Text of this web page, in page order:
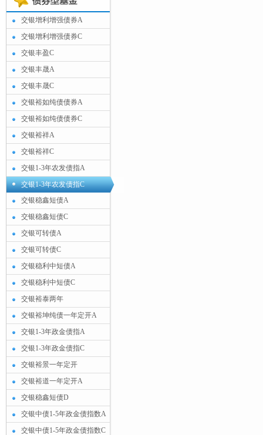
交银增利增强债券A
交银增利增强债券C
交银丰盈C
交银丰晟A
交银丰晟C
交银裕如纯债债券A
交银裕如纯债债券C
交银裕祥A
交银裕祥C
交银1-3年农发债指A
交银1-3年农发债指C
交银稳鑫短债A
交银稳鑫短债C
交银可转债A
交银可转债C
交银稳利中短债A
交银稳利中短债C
交银裕泰两年
交银裕坤纯债一年定开A
交银1-3年政金债指A
交银1-3年政金债指C
交银裕景一年定开
交银裕道一年定开A
交银稳鑫短债D
交银中债1-5年政金债指数A
交银中债1-5年政金债指数C